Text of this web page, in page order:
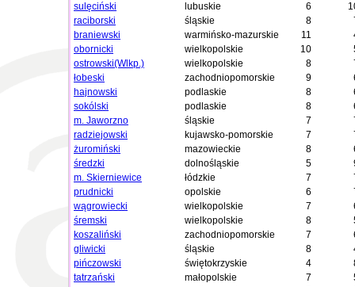
sulęciński
lubuskie 6
raciborski
śląskie 8
braniewski
warmińsko-mazurskie 11
obornicki
wielkopolskie 10
ostrowski(Wlkp.)
wielkopolskie 8
łobeski
zachodniopomorskie 9
hajnowski
podlaskie 8
sokólski
podlaskie 8
m. Jaworzno
śląskie 7
radziejowski
kujawsko-pomorskie 7
żuromiński
mazowieckie 8
średzki
dolnośląskie 5
m. Skierniewice
łódzkie 7
prudnicki
opolskie 6
wągrowiecki
wielkopolskie 7
śremski
wielkopolskie 8
koszaliński
zachodniopomorskie 7
gliwicki
śląskie 8
pińczowski
świętokrzyskie 4
tatrzański
małopolskie 7